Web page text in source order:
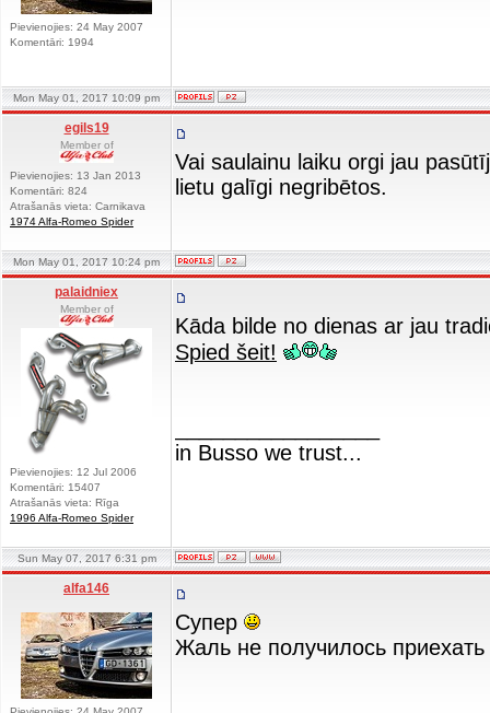
Pievienojies: 24 May 2007
Komentāri: 1994
Mon May 01, 2017 10:09 pm
egils19
Member of
Pievienojies: 13 Jan 2013
Komentāri: 824
Atrašanās vieta: Carnikava
1974 Alfa-Romeo Spider
Vai saulainu laiku orgi jau
lietu galīgi negribētos.
Mon May 01, 2017 10:24 pm
palaidniex
Member of
Pievienojies: 12 Jul 2006
Komentāri: 15407
Atrašanās vieta: Rīga
1996 Alfa-Romeo Spider
Kāda bilde no dienas ar jau
Spied šeit!
in Busso we trust...
Sun May 07, 2017 6:31 pm
alfa146
Супер
Жаль не получилось приехать